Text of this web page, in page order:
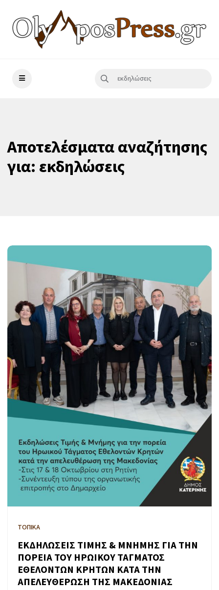
Αποτελέσματα αναζήτησης
για: εκδηλώσεις
ΤΟΠΙΚΑ
ΕΚΔΗΛΩΣΕΙΣ ΤΙΜΗΣ & ΜΝΗΜΗΣ ΓΙΑ ΤΗΝ
ΠΟΡΕΙΑ ΤΟΥ ΗΡΩΙΚΟΥ ΤΑΓΜΑΤΟΣ
ΕΘΕΛΟΝΤΩΝ ΚΡΗΤΩΝ ΚΑΤΑ ΤΗΝ
ΑΠΕΛΕΥΘΕΡΩΣΗ ΤΗΣ ΜΑΚΕΔΟΝΙΑΣ